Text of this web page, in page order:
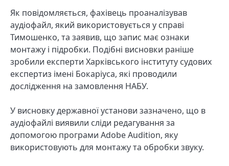
Як повідомляється, фахівець проаналізував
аудіофайл, який використовується у справі
Тимошенко, та заявив, що запис має ознаки
монтажу і підробки. Подібні висновки раніше
зробили експерти Харківського інституту судових
експертиз імені Бокаріуса, які проводили
дослідження на замовлення НАБУ.
У висновку державної установи зазначено, що в
аудіофайлі виявили сліди редагування за
допомогою програми Adobe Audition, яку
використовують для монтажу та обробки звуку.